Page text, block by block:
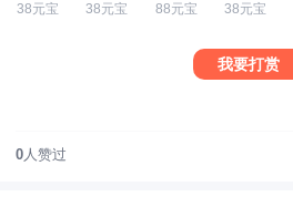
38元宝 38元宝 88元宝 38元宝
我要打赏
0人赞过